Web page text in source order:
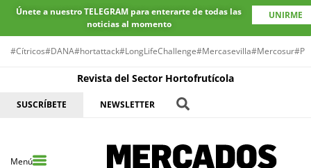
Únete a nuestro TELEGRAM para enterarte de todas las
noticias al momento
UNIRME
#Cítricos#DANA#hortattack#LongLifeChallenge#Mercasevilla#Mercosur
Revista del Sector Hortofrutícola
SUSCRÍBETE NEWSLETTER
Menú